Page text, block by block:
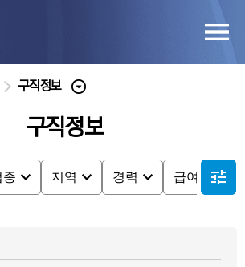
구직정보
구직정보
종
종
지역
지역
경력
경력
급여
급여